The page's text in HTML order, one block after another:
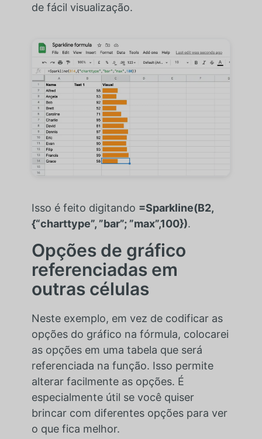
de fácil visualização.
Isso é feito digitando =Sparkline(B2,
{“charttype”, ”bar”; ”max”,100}).
Opções de gráfico
referenciadas em
outras células
Neste exemplo, em vez de codificar as
opções do gráfico na fórmula, colocarei
as opções em uma tabela que será
referenciada na função. Isso permite
alterar facilmente as opções. É
especialmente útil se você quiser
brincar com diferentes opções para ver
o que fica melhor.